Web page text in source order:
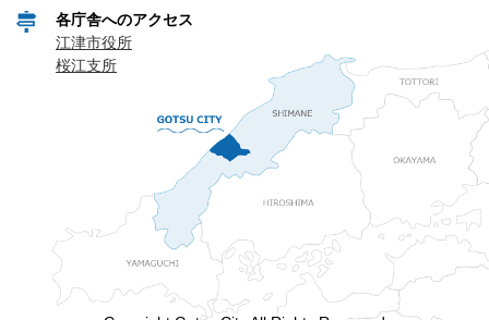
各庁舎へのアクセス
江津市役所
桜江支所